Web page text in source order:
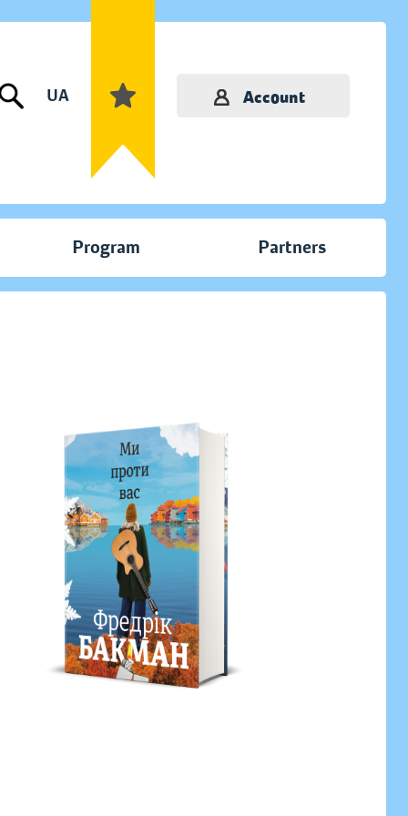
UA Account
Program Partners